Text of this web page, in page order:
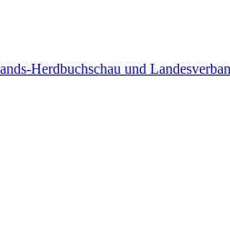
Herdbuchschau und